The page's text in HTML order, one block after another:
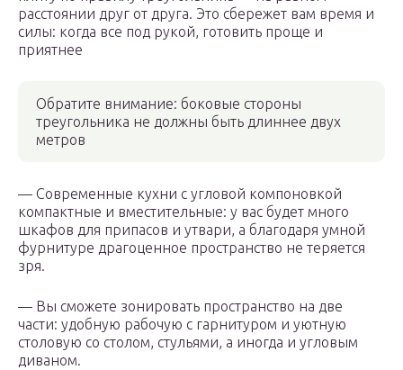
расстоянии друг от друга. Это сбережет вам время и
силы: когда все под рукой, готовить проще и
приятнее
Обратите внимание: боковые стороны
треугольника не должны быть длиннее двух
метров
— Современные кухни с угловой компоновкой
компактные и вместительные: у вас будет много
шкафов для припасов и утвари, а благодаря умной
фурнитуре драгоценное пространство не теряется
зря.
— Вы сможете зонировать пространство на две
части: удобную рабочую с гарнитуром и уютную
столовую со столом, стульями, а иногда и угловым
диваном.